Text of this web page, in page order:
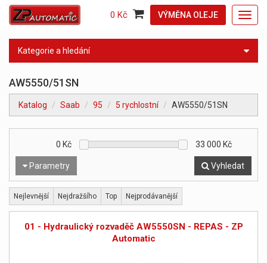
VÝMĚNA OLEJE
0 Kč
Kategorie a hledání
AW5550/51SN
Katalog Saab 95 5 rychlostní AW5550/51SN
Parametry
0 Kč 33 000 Kč
Vyhledat
Nejlevnější Nejdražšího Top Nejprodávanější
01 - Hydraulický rozvaděč AW5550SN - REPAS - ZP
Automatic